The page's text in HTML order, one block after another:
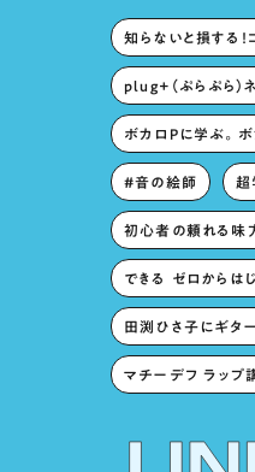
知らないと損する
plug+（ぷらぷら）
ボカロPに学ぶ。
#音の絵師 超
初心者の頼れる味
できる ゼロからは
田渕ひさ子にギタ
マチーデフ ラップ